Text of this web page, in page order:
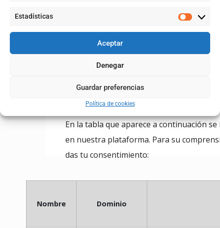
Estadísticas
Aceptar
Denegar
Guardar preferencias
Política de cookies
Son aquellas que almacenan
de sus hábitos de navegación, lo que
Las cookies que utilizamos en
En la tabla que aparece a continuación
en nuestra plataforma. Para su
das tu consentimiento:
Nombre Dominio